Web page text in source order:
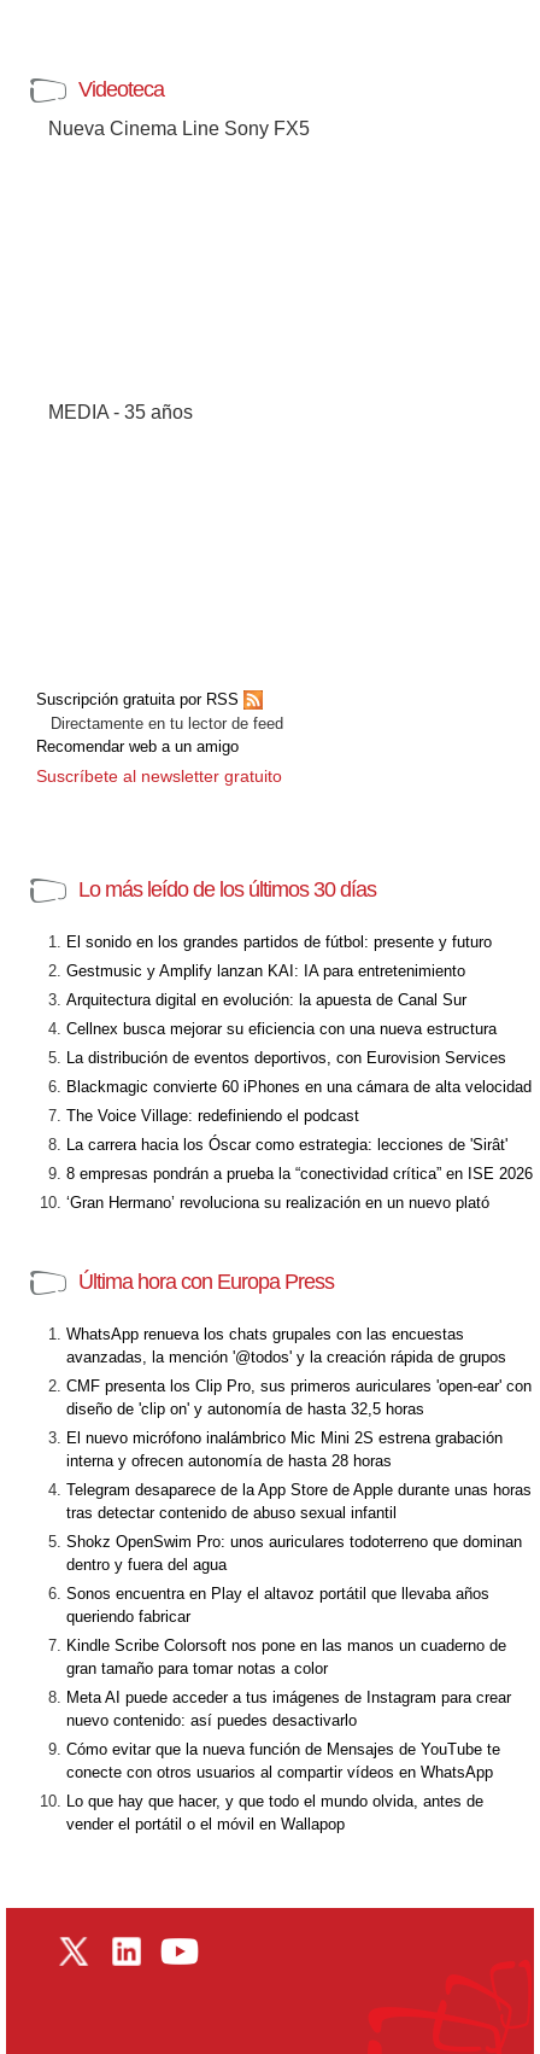
Videoteca
Nueva Cinema Line Sony FX5
MEDIA - 35 años
Suscripción gratuita por RSS
Directamente en tu lector de feed
Recomendar web a un amigo
Suscríbete al newsletter gratuito
Lo más leído de los últimos 30 días
El sonido en los grandes partidos de fútbol: presente y futuro
Gestmusic y Amplify lanzan KAI: IA para entretenimiento
Arquitectura digital en evolución: la apuesta de Canal Sur
Cellnex busca mejorar su eficiencia con una nueva estructura
La distribución de eventos deportivos, con Eurovision Services
Blackmagic convierte 60 iPhones en una cámara de alta velocidad
The Voice Village: redefiniendo el podcast
La carrera hacia los Óscar como estrategia: lecciones de 'Sirât'
8 empresas pondrán a prueba la “conectividad crítica” en ISE 2026
‘Gran Hermano’ revoluciona su realización en un nuevo plató
Última hora con Europa Press
WhatsApp renueva los chats grupales con las encuestas
avanzadas, la mención '@todos' y la creación rápida de grupos
CMF presenta los Clip Pro, sus primeros auriculares 'open-ear' con
diseño de 'clip on' y autonomía de hasta 32,5 horas
El nuevo micrófono inalámbrico Mic Mini 2S estrena grabación
interna y ofrecen autonomía de hasta 28 horas
Telegram desaparece de la App Store de Apple durante unas horas
tras detectar contenido de abuso sexual infantil
Shokz OpenSwim Pro: unos auriculares todoterreno que dominan
dentro y fuera del agua
Sonos encuentra en Play el altavoz portátil que llevaba años
queriendo fabricar
Kindle Scribe Colorsoft nos pone en las manos un cuaderno de
gran tamaño para tomar notas a color
Meta AI puede acceder a tus imágenes de Instagram para crear
nuevo contenido: así puedes desactivarlo
Cómo evitar que la nueva función de Mensajes de YouTube te
conecte con otros usuarios al compartir vídeos en WhatsApp
Lo que hay que hacer, y que todo el mundo olvida, antes de
vender el portátil o el móvil en Wallapop